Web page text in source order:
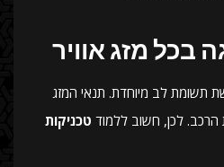
בכל מזג אוויר
תשומת לב מיוחדת. תנאי המזג
הרכב. לכן, חשוב ללמוד טכניקות